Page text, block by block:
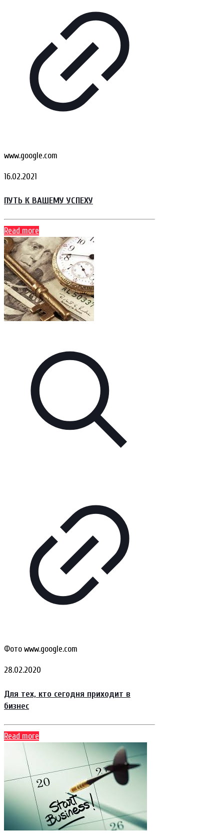
www.google.com
16.02.2021
ПУТЬ К ВАШЕМУ УСПЕХУ
Read more
Фото www.google.com
28.02.2020
Для тех, кто сегодня приходит в
бизнес
Read more